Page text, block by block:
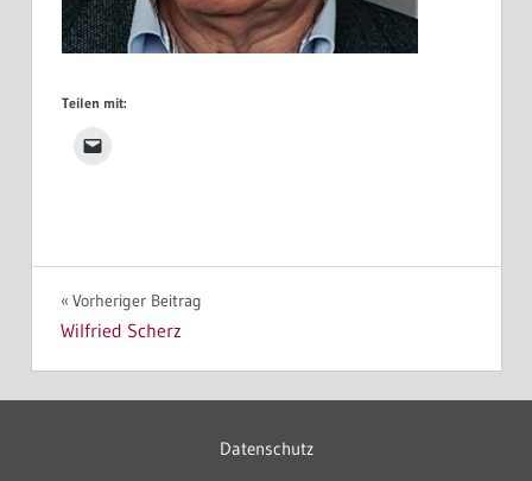
Teilen mit:
Beitragsnavigation
Vorheriger Beitrag
Wilfried Scherz
Datenschutz